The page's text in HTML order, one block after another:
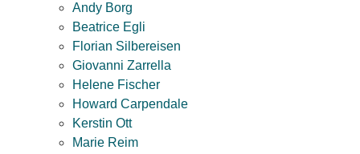
Andy Borg
Beatrice Egli
Florian Silbereisen
Giovanni Zarrella
Helene Fischer
Howard Carpendale
Kerstin Ott
Marie Reim